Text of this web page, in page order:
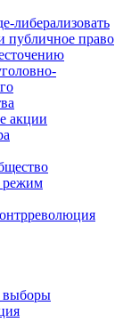
либерализовать
публичное право
акции
режим
выборы